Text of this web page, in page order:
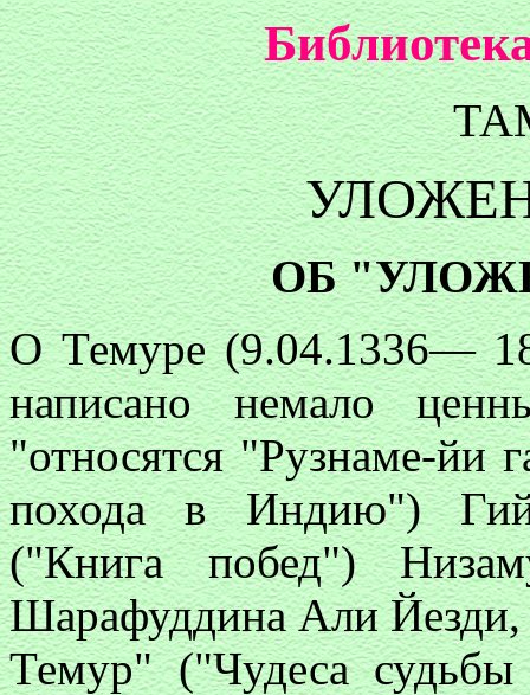
ОБ
О Темуре (9.04.1336—
написано немало
"относятся "Рузнаме-йи
похода в Индию")
("Книга побед")
Шарафуддина Али
Темур" ("Чудеса